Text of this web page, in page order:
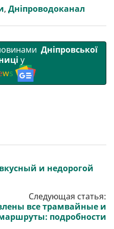
p
p, Дніпроводоканал
Дніпровської
у
ws
и недорогой
Следующая статья:
все трамвайные и
подробности